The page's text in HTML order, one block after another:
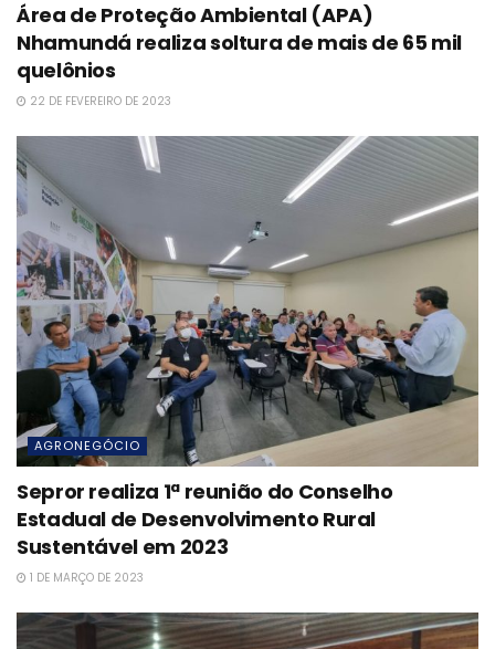
Área de Proteção Ambiental (APA)
Nhamundá realiza soltura de mais de 65 mil
quelônios
22 DE FEVEREIRO DE 2023
AGRONEGÓCIO
Sepror realiza 1ª reunião do Conselho
Estadual de Desenvolvimento Rural
Sustentável em 2023
1 DE MARÇO DE 2023